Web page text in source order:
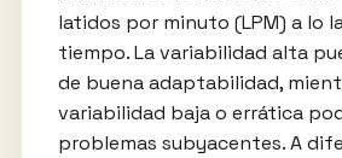
latidos por minuto (LPM) a lo
tiempo. La variabilidad alta
de buena adaptabilidad,
variabilidad baja o errática
problemas subyacentes. A